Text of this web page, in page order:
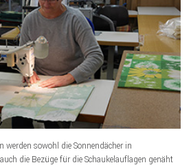
werden sowohl die Sonnendächer in
die Bezüge für die Schaukelauflagen genäht